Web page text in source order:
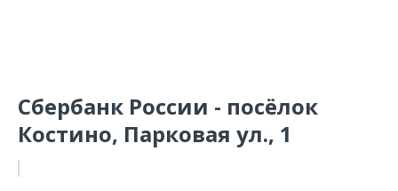
Сбербанк России - посёлок
Костино, Парковая ул., 1